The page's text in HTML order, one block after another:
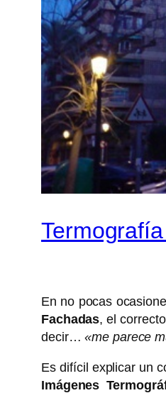
En no pocas
Fachadas, el
decir…«me parece
Es difícil explicar un
Imágenes